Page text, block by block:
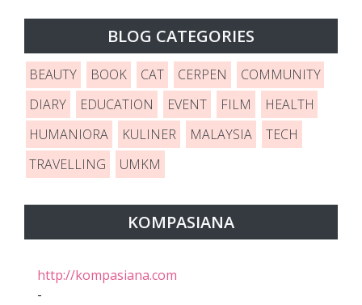
BLOG CATEGORIES
BEAUTY BOOK CAT CERPEN
COMMUNITY
DIARY
EDUCATION EVENT FILM
HEALTH
HUMANIORA
KULINER MALAYSIA
TECH
TRAVELLING
UMKM
KOMPASIANA
http://kompasiana.com
-